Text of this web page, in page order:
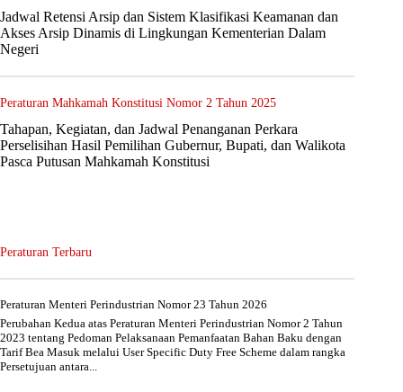
Jadwal Retensi Arsip dan Sistem Klasifikasi Keamanan dan
Akses Arsip Dinamis di Lingkungan Kementerian Dalam
Negeri
Peraturan Mahkamah Konstitusi Nomor 2 Tahun 2025
Tahapan, Kegiatan, dan Jadwal Penanganan Perkara
Perselisihan Hasil Pemilihan Gubernur, Bupati, dan Walikota
Pasca Putusan Mahkamah Konstitusi
Peraturan Terbaru
Peraturan Menteri Perindustrian Nomor 23 Tahun 2026
Perubahan Kedua atas Peraturan Menteri Perindustrian Nomor 2 Tahun
2023 tentang Pedoman Pelaksanaan Pemanfaatan Bahan Baku dengan
Tarif Bea Masuk melalui User Specific Duty Free Scheme dalam rangka
Persetujuan antara...